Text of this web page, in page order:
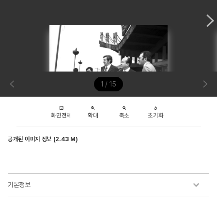
1 / 15
화면전체 확대 축소 초기화
공개된 이미지 정보 (2.43 M)
기본정보